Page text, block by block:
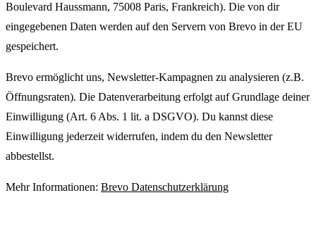
Boulevard Haussmann, 75008 Paris, Frankreich). Die von dir
eingegebenen Daten werden auf den Servern von Brevo in der EU
gespeichert.
Brevo ermöglicht uns, Newsletter-Kampagnen zu analysieren (z.B.
Öffnungsraten). Die Datenverarbeitung erfolgt auf Grundlage deiner
Einwilligung (Art. 6 Abs. 1 lit. a DSGVO). Du kannst diese
Einwilligung jederzeit widerrufen, indem du den Newsletter
abbestellst.
Mehr Informationen: Brevo Datenschutzerklärung